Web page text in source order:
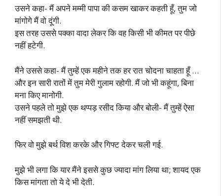
उसने कहा- मैं अपने मम्मी पापा की कसम खाकर कहती हूँ, तुम जो
मांगोगे मैं वो दूंगी.
इस तरह उससे पक्का वादा लेकर कि वह किसी भी कीमत पर पीछे
नहीं हटेगी.
मैंने उससे कहा- मैं तुम्हें एक महीने तक हर रात चोदना चाहता हूँ …
और इन सारी रातों में तुम मेरी गुलाम रहोगी. मैं जो भी कहूंगा, बिना
मना किए मानोगी.
उसने पहले तो मुझे एक थप्पड़ रसीद किया और बोली- मैं तुम्हें ऐसा
नहीं समझती थी.
फिर वो मुझे बर्थ विश करके और गिफ्ट देकर चली गई.
मुझे भी लगा कि यार मैंने इससे कुछ ज्यादा मांग लिया था; शायद एक
किस मांगता तो ये दे भी देती.